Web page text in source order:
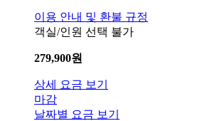
이용 안내 및 환불 규정
객실/인원 선택 불가
279,900원
상세 요금 보기
마감
날짜별 요금 보기